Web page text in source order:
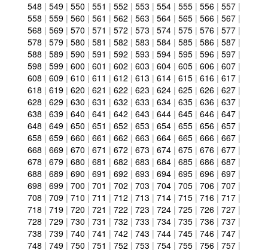
548 | 549 | 550 | 551 | 552 | 553 | 554 | 555 | 556 | 557 |
558 | 559 | 560 | 561 | 562 | 563 | 564 | 565 | 566 | 567 |
568 | 569 | 570 | 571 | 572 | 573 | 574 | 575 | 576 | 577 |
578 | 579 | 580 | 581 | 582 | 583 | 584 | 585 | 586 | 587 |
588 | 589 | 590 | 591 | 592 | 593 | 594 | 595 | 596 | 597 |
598 | 599 | 600 | 601 | 602 | 603 | 604 | 605 | 606 | 607 |
608 | 609 | 610 | 611 | 612 | 613 | 614 | 615 | 616 | 617 |
618 | 619 | 620 | 621 | 622 | 623 | 624 | 625 | 626 | 627 |
628 | 629 | 630 | 631 | 632 | 633 | 634 | 635 | 636 | 637 |
638 | 639 | 640 | 641 | 642 | 643 | 644 | 645 | 646 | 647 |
648 | 649 | 650 | 651 | 652 | 653 | 654 | 655 | 656 | 657 |
658 | 659 | 660 | 661 | 662 | 663 | 664 | 665 | 666 | 667 |
668 | 669 | 670 | 671 | 672 | 673 | 674 | 675 | 676 | 677 |
678 | 679 | 680 | 681 | 682 | 683 | 684 | 685 | 686 | 687 |
688 | 689 | 690 | 691 | 692 | 693 | 694 | 695 | 696 | 697 |
698 | 699 | 700 | 701 | 702 | 703 | 704 | 705 | 706 | 707 |
708 | 709 | 710 | 711 | 712 | 713 | 714 | 715 | 716 | 717 |
718 | 719 | 720 | 721 | 722 | 723 | 724 | 725 | 726 | 727 |
728 | 729 | 730 | 731 | 732 | 733 | 734 | 735 | 736 | 737 |
738 | 739 | 740 | 741 | 742 | 743 | 744 | 745 | 746 | 747 |
748 | 749 | 750 | 751 | 752 | 753 | 754 | 755 | 756 | 757 |